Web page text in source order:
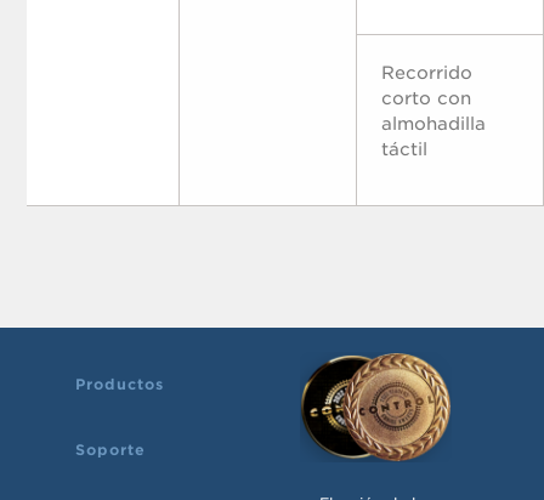
Recorrido
corto con
almohadilla
táctil
Productos
Soporte